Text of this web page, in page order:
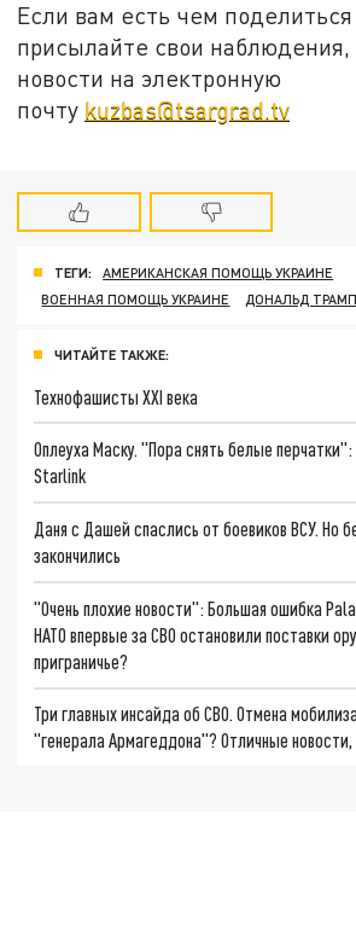
Если вам есть чем
присылайте свои наблюдения,
новости на электронную
почту kuzbas@tsargrad.tv
ТЕГИ:
АМЕРИКАНСКАЯ ПОМОЩЬ УКРАИНЕ
ВОЕННАЯ ПОМОЩЬ УКРАИНЕ
ДОНАЛЬД ТРАМП
ЧИТАЙТЕ ТАКЖЕ:
Технофашисты XXI века
Оплеуха Маску. "Пора снять белые
Starlink
Даня с Дашей спаслись от боевиков ВСУ. Но
закончились
"Очень плохие новости": Большая ошибка
НАТО впервые за СВО остановили поставки
приграничье?
Три главных инсайда об СВО. Отмена
"генерала Армагеддона"? Отличные